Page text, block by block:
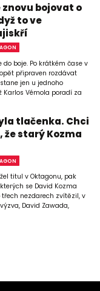
znovu bojovat o
to ve
do boje. Po krátkém čase v
připraven rozdávat
jen u jednoho
Karlos Vémola poradí za
tlačenka. Chci
starý Kozma
titul v Oktagonu, pak
se David Kozma
třech nezdarech zvítězil, v
David Zawada,